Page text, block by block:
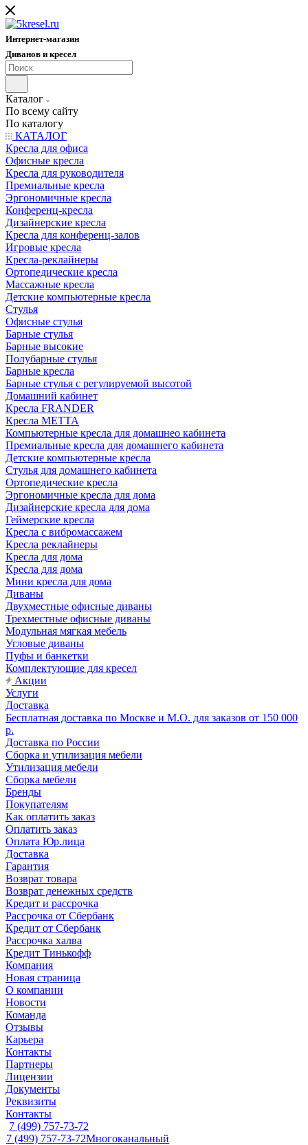
Интернет-магазин
Диванов и кресел
Каталог
По всему сайту
По каталогу
КАТАЛОГ
Кресла для офиса
Офисные кресла
Кресла для руководителя
Премиальные кресла
Эргономичные кресла
Конференц-кресла
Дизайнерские кресла
Кресла для конференц-залов
Игровые кресла
Кресла-реклайнеры
Ортопедические кресла
Массажные кресла
Детские компьютерные кресла
Стулья
Офисные стулья
Барные стулья
Барные высокие
Полубарные стулья
Барные кресла
Барные стулья с регулируемой высотой
Домашний кабинет
Кресла FRANDER
Кресла METTA
Компьютерные кресла для домашнео кабинета
Премиальные кресла для домашнего кабинета
Детские компьютерные кресла
Стулья для домашнего кабинета
Ортопедические кресла
Эргономичные кресла для дома
Дизайнерские кресла для дома
Геймерские кресла
Кресла с вибромассажем
Кресла реклайнеры
Кресла для дома
Кресла для дома
Мини кресла для дома
Диваны
Двухместные офисные диваны
Трехместные офисные диваны
Модульная мягкая мебель
Угловые диваны
Пуфы и банкетки
Комплектующие для кресел
Акции
Услуги
Доставка
Бесплатная доставка по Москве и М.О. для заказов от 150 000
р.
Доставка по России
Сборка и утилизация мебели
Утилизация мебели
Сборка мебели
Бренды
Покупателям
Как оплатить заказ
Оплатить заказ
Оплата Юр.лица
Доставка
Гарантия
Возврат товара
Возврат денежных средств
Кредит и рассрочка
Рассрочка от Сбербанк
Кредит от Сбербанк
Рассрочка халва
Кредит Тинькофф
Компания
Новая страница
О компании
Новости
Команда
Отзывы
Карьера
Контакты
Партнеры
Лицензии
Документы
Реквизиты
Контакты
7 (499) 757-73-72
7 (499) 757-73-72Многоканальный